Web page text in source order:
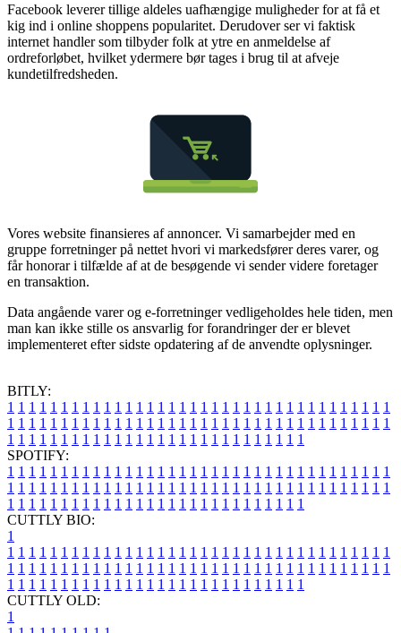
Facebook leverer tillige aldeles uafhængige muligheder for at få et
kig ind i online shoppens popularitet. Derudover ser vi faktisk
internet handler som tilbyder folk at ytre en anmeldelse af
ordreforløbet, hvilket ydermere bør tages i brug til at afveje
kundetilfredsheden.
Vores website finansieres af annoncer. Vi samarbejder med en
gruppe forretninger på nettet hvori vi markedsfører deres varer, og
får honorar i tilfælde af at de besøgende vi sender videre foretager
en transaktion.
Data angående varer og e-forretninger vedligeholdes hele tiden, men
man kan ikke stille os ansvarlig for forandringer der er blevet
implementeret efter sidste opdatering af de anvendte oplysninger.
BITLY:
1 1 1 1 1 1 1 1 1 1 1 1 1 1 1 1 1 1 1 1 1 1 1 1 1 1 1 1 1 1 1 1 1 1 1 1
1 1 1 1 1 1 1 1 1 1 1 1 1 1 1 1 1 1 1 1 1 1 1 1 1 1 1 1 1 1 1 1 1 1 1 1
1 1 1 1 1 1 1 1 1 1 1 1 1 1 1 1 1 1 1 1 1 1 1 1 1 1 1 1
SPOTIFY:
1 1 1 1 1 1 1 1 1 1 1 1 1 1 1 1 1 1 1 1 1 1 1 1 1 1 1 1 1 1 1 1 1 1 1 1
1 1 1 1 1 1 1 1 1 1 1 1 1 1 1 1 1 1 1 1 1 1 1 1 1 1 1 1 1 1 1 1 1 1 1 1
1 1 1 1 1 1 1 1 1 1 1 1 1 1 1 1 1 1 1 1 1 1 1 1 1 1 1 1
CUTTLY BIO:
1
1 1 1 1 1 1 1 1 1 1 1 1 1 1 1 1 1 1 1 1 1 1 1 1 1 1 1 1 1 1 1 1 1 1 1 1
1 1 1 1 1 1 1 1 1 1 1 1 1 1 1 1 1 1 1 1 1 1 1 1 1 1 1 1 1 1 1 1 1 1 1 1
1 1 1 1 1 1 1 1 1 1 1 1 1 1 1 1 1 1 1 1 1 1 1 1 1 1 1 1
CUTTLY OLD:
1